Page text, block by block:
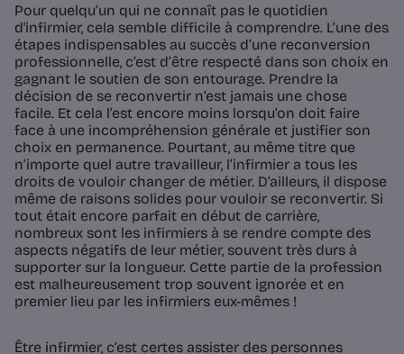
Pour quelqu’un qui ne connaît pas le quotidien
d'infirmier, cela semble difficile à comprendre. L’une des
étapes indispensables au succès d’une reconversion
professionnelle, c’est d’être respecté dans son choix en
gagnant le soutien de son entourage. Prendre la
décision de se reconvertir n’est jamais une chose
facile. Et cela l’est encore moins lorsqu’on doit faire
face à une incompréhension générale et justifier son
choix en permanence. Pourtant, au même titre que
n’importe quel autre travailleur, l’infirmier a tous les
droits de vouloir changer de métier. D’ailleurs, il dispose
même de raisons solides pour vouloir se reconvertir. Si
tout était encore parfait en début de carrière,
nombreux sont les infirmiers à se rendre compte des
aspects négatifs de leur métier, souvent très durs à
supporter sur la longueur. Cette partie de la profession
est malheureusement trop souvent ignorée et en
premier lieu par les infirmiers eux-mêmes !
Être infirmier, c’est certes assister des personnes